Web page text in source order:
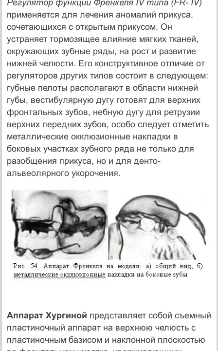
Регулятор функции Френкеля IV типа (FR- IV)
применяется для лечения аномалий прикуса,
сочетающихся с открытым прикусом. Он
устраняет тормозящее влияние мягких тканей,
окружающих зубные ряды, на рост и развитие
нижней челюсти. Его конструктивное отличие от
регуляторов других типов состоит в следующем:
губные пелоты располагают в области нижней
губы, вестибулярную дугу готовят для верхних
фронтальных зубов, небную дугу для ретрузии
верхних передних зубов, особо следует отметить
металлические окклюзионные накладки в
боковых участках зубного ряда не только для
разобщения прикуса, но и для денто-
альвеолярного укорочения.
Аппарат Хургиной представляет собой съемный
пластиночный аппарат на верхнюю челюсть с
пластиночным базисом и наклонной плоскостью